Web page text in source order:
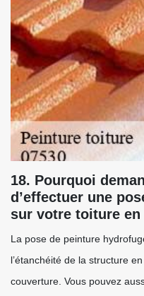
18. Pourquoi
d’effectuer une
sur votre toiture en
La pose de peinture
l’étanchéité de la structure
couverture. Vous pouvez